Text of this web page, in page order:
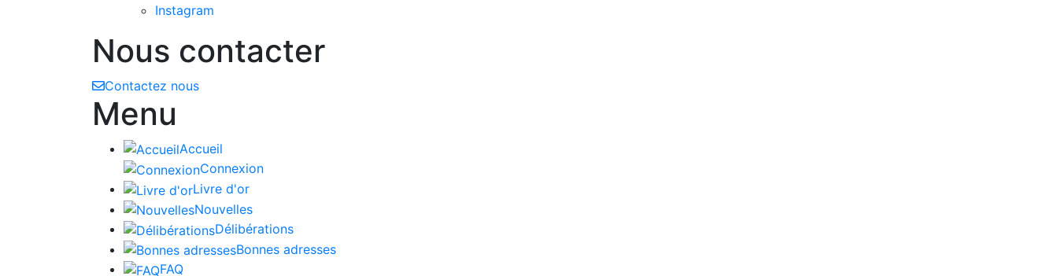
Instagram
Nous contacter
Contactez nous
Menu
Accueil
Connexion
Livre d'or
Nouvelles
Délibérations
Bonnes adresses
FAQ